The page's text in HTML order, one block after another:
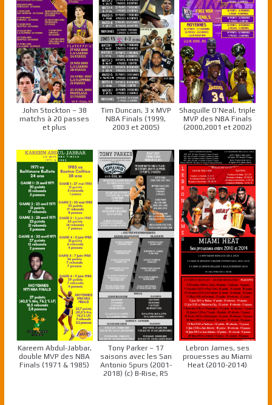
John Stockton – 38
matchs à 20 passes
et plus
Tim Duncan, 3 x MVP
NBA Finals (1999,
2003 et 2005)
Shaquille O’Neal, triple
MVP des NBA Finals
(2000,2001 et 2002)
Kareem Abdul-Jabbar,
double MVP des NBA
Finals (1971 & 1985)
Tony Parker – 17
saisons avec les San
Antonio Spurs (2001-
2018) (c) B-Rise, RS
Lebron James, ses
prouesses au Miami
Heat (2010-2014)